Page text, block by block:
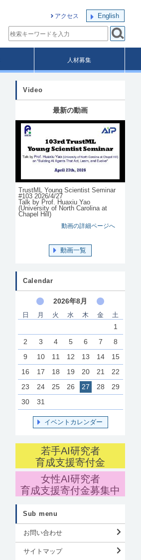
アクセス English
人材募集
Video
最新の動画
TrustML Young Scientist Seminar
#103 2026/4/27
Talk by Prof. Huaxiu Yao
(University of North Carolina at
Chapel Hill)
動画の詳細ページへ
動画一覧
Calendar
2026年8月
日 月 火 水 木 金 土
1
2
3 4 5 6 7
8
9
10 11 12 13 14
15
16
17 18 19 20 21
22
23
24 25 26 27 28
29
30
31
イベントカレンダー
若手AI研究者
育成支援寄付金
女性AI研究者
育成支援寄付金募集中
Sub menu
お問い合わせ
サイトマップ